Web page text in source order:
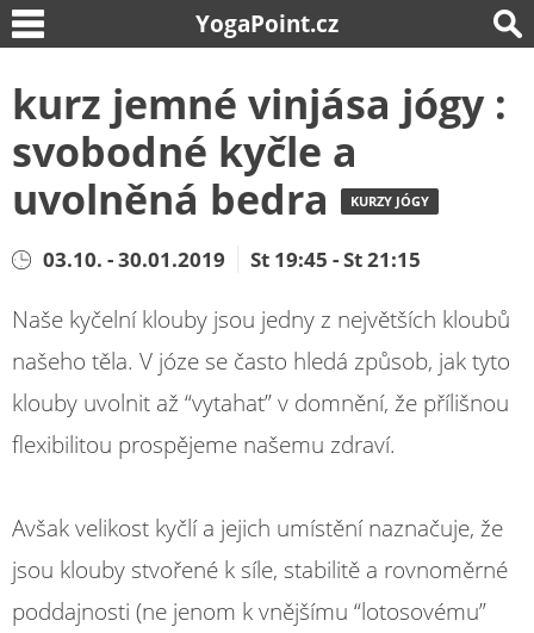
YogaPoint.cz
kurz jemné vinjása jógy :
svobodné kyčle a
uvolněná bedra
KURZY JÓGY
03.10. - 30.01.2019 St 19:45 - St 21:15
Naše kyčelní klouby jsou jedny z největších kloubů
našeho těla. V józe se často hledá způsob, jak tyto
klouby uvolnit až “vytahat” v domnění, že přílišnou
flexibilitou prospějeme našemu zdraví.
Avšak velikost kyčlí a jejich umístění naznačuje, že
jsou klouby stvořené k síle, stabilitě a rovnoměrné
poddajnosti (ne jenom k vnějšímu “lotosovému”